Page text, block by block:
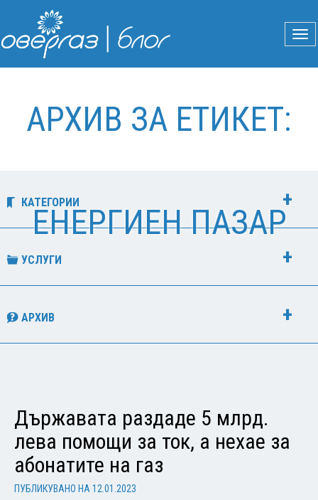
АРХИВ ЗА ЕТИКЕТ:
ЕНЕРГИЕН ПАЗАР
КАТЕГОРИИ
УСЛУГИ
АРХИВ
Държавата раздаде 5 млрд.
лева помощи за ток, а нехае за
абонатите на газ
ПУБЛИКУВАНО НА 12.01.2023